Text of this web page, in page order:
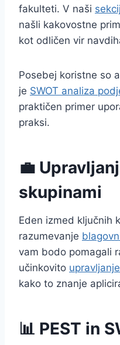
fakulteti. V naši
našli kakovostne
kot odličen vir
Posebej koristne so
je SWOT analiza
praktičen primer
praksi.
💼
skupinami
Eden izmed ključnih
razumevanje
vam bodo pomagali
učinkovito
kako to znanje
📊 PEST in